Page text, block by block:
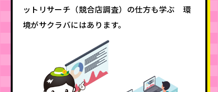
ットリサーチ（競合店調査）の仕方も学ぶ 環
境がサクラバにはあります。